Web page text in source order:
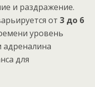
и раздражение.
от 3 до 6
уровень
адреналина
для